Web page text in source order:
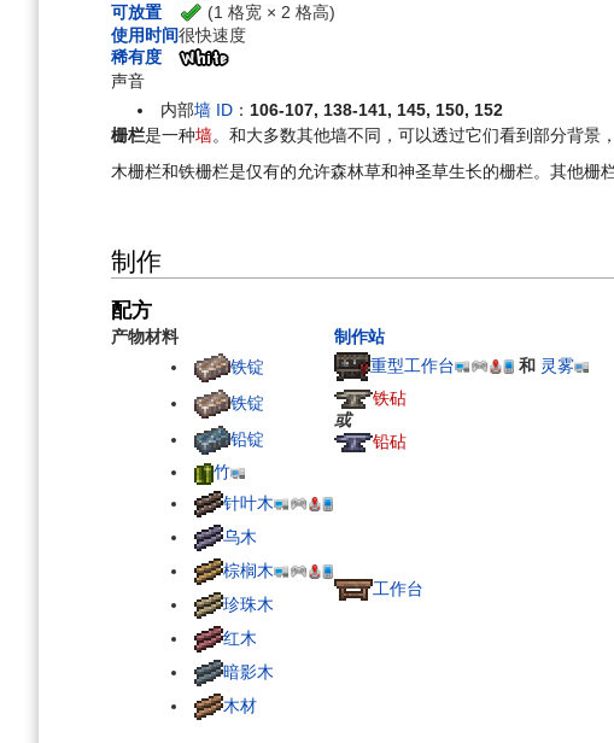
可放置
(1 格宽 × 2 格高)
使用时间很快速度
稀有度
声音
内部墙 ID ： 106-107, 138-141, 145, 150, 152
栅栏是一种墙。和大多数其他墙不同，可以透过它们看到部分背景
木栅栏和铁栅栏是仅有的允许森林草和神圣草生长的栅栏。其他栅
制作
配方
产物材料
制作站
铁锭
重型工作台 和 灵雾
铁锭
铁砧
或
铅砧
铅锭
竹
工作台
针叶木
乌木
棕榈木
珍珠木
红木
暗影木
木材